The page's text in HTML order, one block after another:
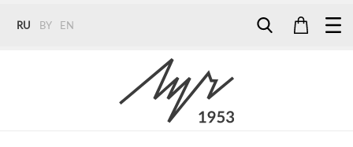
RU BY EN
+375 (29) 272 51 56